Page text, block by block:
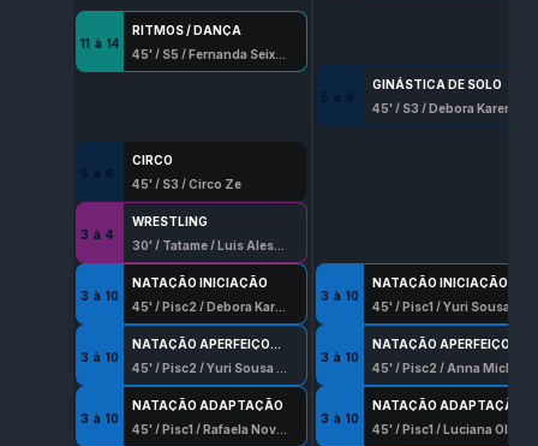
RITMOS / DANÇA
11 à 14
45' / S5 /Fernanda Seixo Lopes
CIRCO
5 à 6
45' / S3 /Circo Ze
WRESTLING
3 à 4
30' / Tatame/Luis Alessandro Hernadez
NATAÇÃO INICIAÇÃO
3 à 10
45' /Pisc2 /Debora Karen Silva
NATAÇÃO APERFEIÇOAMENTO
3 à 10
45' /Pisc2 /Yuri Sousa Rocha
NATAÇÃO ADAPTAÇÃO
3 à 10
45' /Pisc1 /Rafaela Novaes 8056 G/Df
GINÁSTICA DE SOLO
5 à 6
45' / S3 /Debora Karen Silva
NATAÇÃO INICIAÇÃO
3 à 10
45' /Pisc1 /Yuri Sousa Rocha
3 à 10
45' /Pisc2 / Anna Michelly Lopes
NATAÇÃO ADAPTAÇÃO
3 à 10
45' /Pisc1 /Luciana Oliveira Pinto